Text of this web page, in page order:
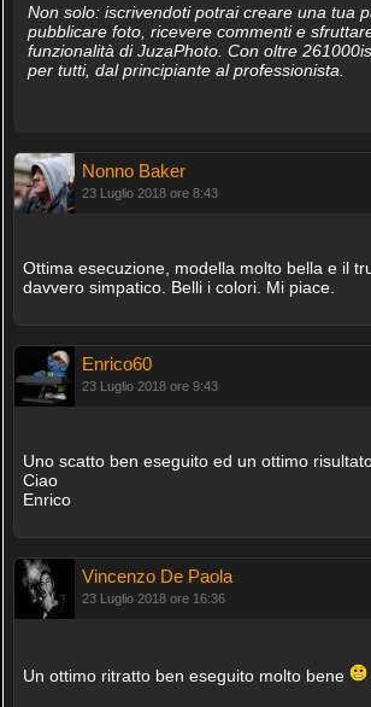
Non solo: iscrivendoti potrai creare una tua
pubblicare foto, ricevere commenti e
funzionalità di JuzaPhoto. Con oltre
per tutti, dal principiante al professionista.
Nonno Baker
23 Luglio 2018 ore 8:43
Ottima esecuzione, modella molto bella e il
davvero simpatico. Belli i colori. Mi piace.
Enrico60
23 Luglio 2018 ore 9:43
Uno scatto ben eseguito ed un ottimo
Ciao
Enrico
Vincenzo De Paola
23 Luglio 2018 ore 16:36
Un ottimo ritratto ben eseguito molto bene